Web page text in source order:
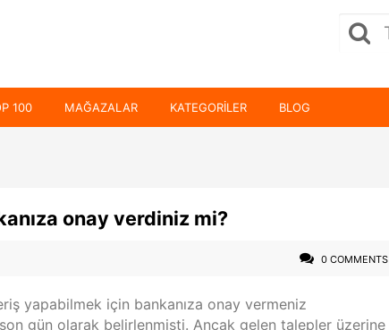
100 MAĞAZALAR KATEGORILER BLOG
onay verdiniz mi?
0 COMMENTS
yapabilmek için bankanıza onay vermeniz
gün olarak belirlenmişti. Ancak gelen talepler üzerine